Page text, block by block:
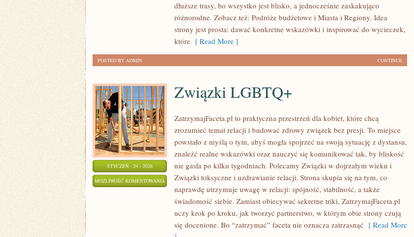
OPUSZCZONE
MIEJSCA
dłuższe trasy, bo wszystko jest blisko, a jednocześnie zaskakująco
różnorodne. Zobacz też: Podróże budżetowe i Miasta i Regiony. Idea
strony jest prosta: dawać konkretne wskazówki i inspirować do wycieczek,
które [ Read More ]
CONTINUE
POSTED BY ADMIN
STYCZEŃ - 24 - 2026
MOŻLIWOŚĆ KOMENTOWANIA ZWIĄZKI
LGBTQ+
Związki LGBTQ+
ZatrzymajFaceta.pl to praktyczna przestrzeń dla kobiet, które chcą
zrozumieć temat relacji i budować zdrowy związek bez presji. To miejsce
powstało z myślą o tym, abyś mogła spojrzeć na swoją sytuację z dystansu,
znaleźć realne wskazówki oraz nauczyć się komunikować tak, by bliskość
nie gasła po kilku tygodniach. Polecamy Związki w dojrzałym wieku i
Związki toksyczne i uzdrawianie relacji. Strona skupia się na tym, co
naprawdę utrzymuje uwagę w relacji: spójność, stabilność, a także
świadomość siebie. Zamiast obiecywać sekretne triki, ZatrzymajFaceta.pl
uczy krok po kroku, jak tworzyć partnerstwo, w którym obie strony czują
się docenione. Bo “zatrzymać” faceta nie oznacza zatrzasnąć [ Read More